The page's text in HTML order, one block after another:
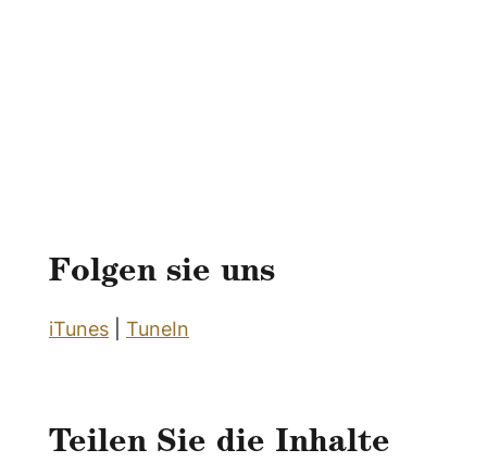
Folgen sie uns
iTunes TuneIn
Teilen Sie die Inhalte